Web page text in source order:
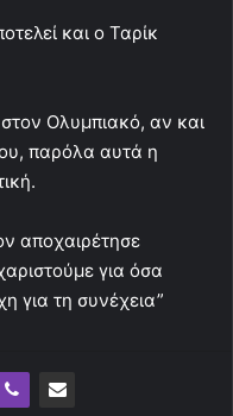
και ο Ταρίκ
Ολυμπιακό, αν και
παρόλα αυτά η
αποχαιρέτησε
για όσα
για τη συνέχεια”